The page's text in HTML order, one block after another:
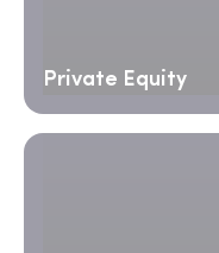
Private Equity